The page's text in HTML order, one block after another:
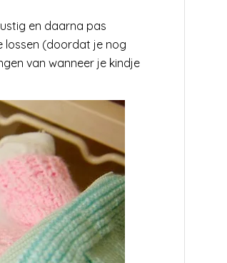
en daarna pas
lossen (doordat je nog
van wanneer je kindje